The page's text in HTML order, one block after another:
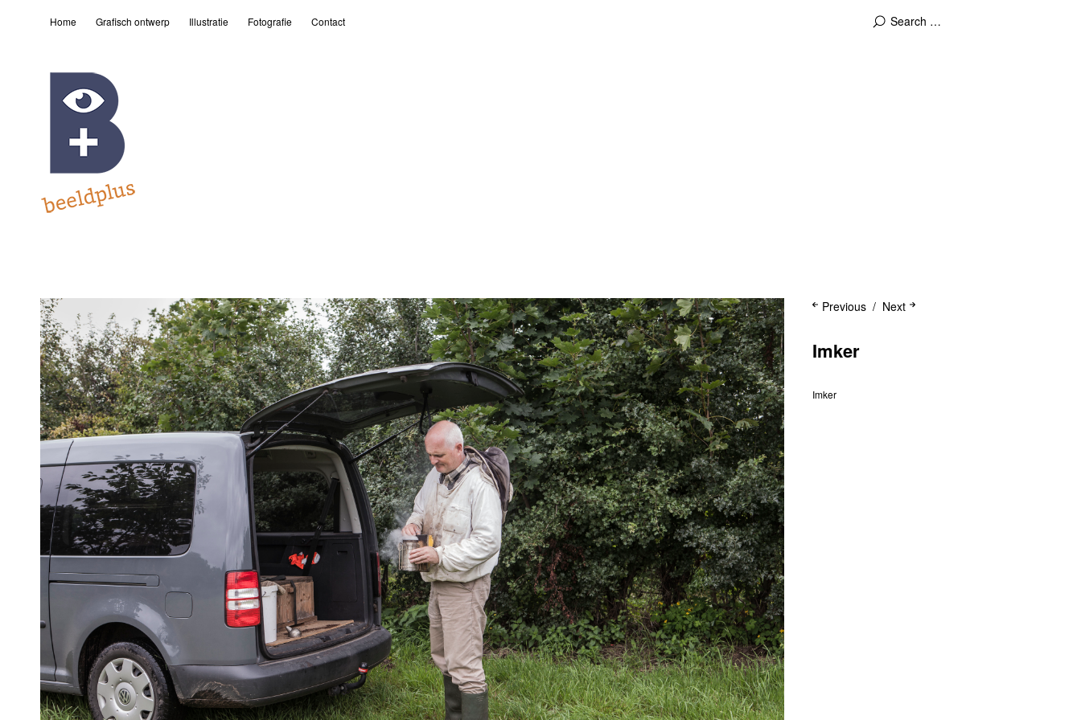
Home Grafisch ontwerp Illustratie Fotografie Contact
Next
Previous
Imker
Imker